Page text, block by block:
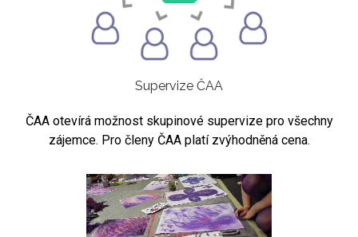
Supervize ČAA
ČAA otevírá možnost skupinové supervize pro všechny
zájemce. Pro členy ČAA platí zvýhodněná cena.